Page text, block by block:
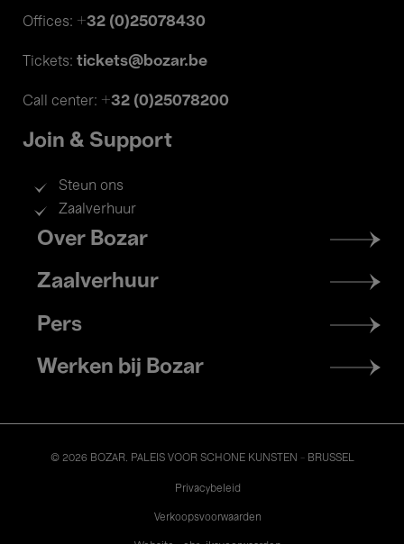
Offices: +32 (0)25078430
Tickets: tickets@bozar.be
Call center: +32 (0)25078200
Join & Support
Steun ons
Zaalverhuur
Footer
menu
Over Bozar
Zaalverhuur
Pers
Werken bij Bozar
© 2026 BOZAR. PALEIS VOOR SCHONE KUNSTEN - BRUSSEL
Privacybeleid
Verkoopsvoorwaarden